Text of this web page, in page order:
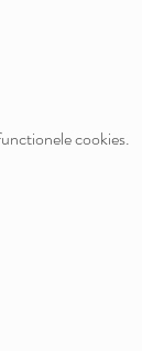
cookies.